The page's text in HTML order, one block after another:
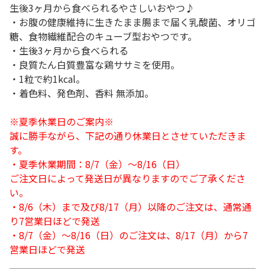
生後3ヶ月から食べられるやさしいおやつ♪
・お腹の健康維持に生きたまま腸まで届く乳酸菌、オリゴ
糖、食物繊維配合のキューブ型おやつです。
・生後3ヶ月から食べられる
・良質たん白質豊富な鶏ササミを使用。
・1粒で約1kcal。
・着色料、発色剤、香料 無添加。
※夏季休業日のご案内※
誠に勝手ながら、下記の通り休業日とさせていただきま
す。
・夏季休業期間：8/7（金）～8/16（日）
ご注文日によって発送日が異なりますのでご了承くださ
い。
・8/6（木）まで及び8/17（月）以降のご注文は、通常通
り7営業日ほどで発送
・8/7（金）～8/16（日）のご注文は、8/17（月）から7
営業日ほどで発送